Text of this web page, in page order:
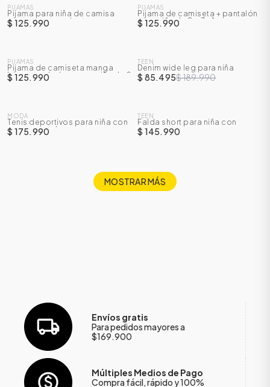
PIJAMAS
Pijama para niña de camisa
manga corta + short
$ 125.990
PIJAMAS
Pijama de camiseta + pantalón
para niña de 2 a 7 años
$ 125.990
PIJAMAS
Pijama de camiseta manga
larga + sudadera para niña de 8
a 14 años
$ 125.990
-55 %
TEEN
Denim wide leg para niña
$ 85.495$ 189.990
MODA
Tenis deportivos para niña con
correa en velcro
$ 175.990
TEEN
Falda short para niña con
prenses
$ 145.990
MOSTRAR MÁS
Envíos gratis
Para pedidos mayores a
$169.900
Múltiples Medios de Pago
Compra fácil, rápido y 100%